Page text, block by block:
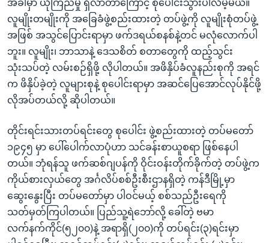
အခါမှာ ယုံကြည်မှု ရှိလာတာကြောင့် စုပေါင်းသွားပါလိမ့်မယ်။
လူမျိုးတမျိုးကို အခြေခံဖွဲ့စည်းထားတဲ့ တပ်ဖွဲ့ကို လူမျိုးစုံတပ်ဖွဲ့
အဖြစ် အသွင်ပြောင်းရာမှာ ဖက်ဒရယ်စနစ်နဲ့တင် မလုံလောက်ပါ
ဘူး။ လူမျိုး၊ ဘာသာနဲ့ ဒေသစိတ် စတာတွေကို ထည့်သွင်း
သုံးသပ်တဲ့ လမ်းစဉ်ရှိဖို့ လိုပါတယ်။ အဖိနှိပ်ခံလူနည်းစုကို အရင်
က ဖိနှိပ်ခဲ့တဲ့ လူများစုနဲ့ စုပေါင်းရာမှာ အဆင်ပြေအောင်လုပ်နိုင်ဖို့
လိုအပ်တယ်လို့ ဆိုပါတယ်။
တိုင်းရင်းသားတပ်ရင်းတွေ စုပေါင်း ဖွဲ့စည်းထားတဲ့ တပ်မတော်
၁၉၄၅ မှာ ပေါ်ပေါက်လာပုံဟာ သင်ခန်းစာယူစရာ ဖြစ်နေပါ
တယ်။ ဘုံရန်သူ ဖက်ဆစ်ဂျပန်ကို ဝိုင်းဝန်းတိုက်ခိုက်တဲ့ တပ်ဖွဲ့က
ကိုယ်စားလှယ်တွေ အင်္ဂလိပ်စစ်ဦးစီးဌာနရှိတဲ့ ကန်ဒီမြို့မှာ
ဆွေးနွေးပြီး တပ်မတော်မှာ ပါဝင်မယ့် စစ်သည်ဦးရေကို
သတ်မှတ်ကြပါတယ်။ ပြည်သူ့ရဲဘော်လို့ ခေါ်တဲ့ ဗမာ
လက်နက်ကိုင်(၅၂၀၀)နဲ့ အရာရှိ(၂၀၀)ကို တပ်ရင်း(၃)ရင်းမှာ